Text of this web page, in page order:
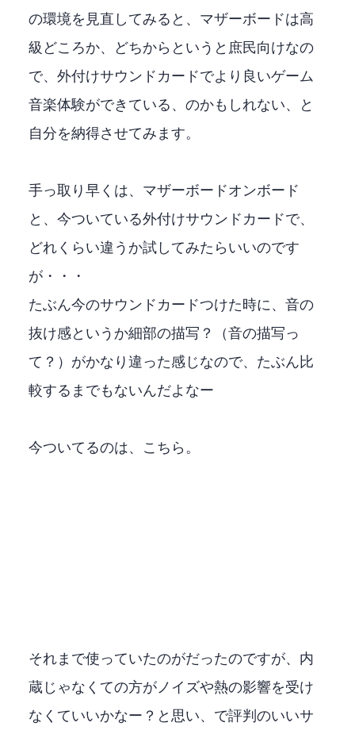
の環境を見直してみると、マザーボードは高
級どころか、どちからというと庶民向けなの
で、外付けサウンドカードでより良いゲーム
音楽体験ができている、のかもしれない、と
自分を納得させてみます。
手っ取り早くは、マザーボードオンボード
と、今ついている外付けサウンドカードで、
どれくらい違うか試してみたらいいのです
が・・・
たぶん今のサウンドカードつけた時に、音の
抜け感というか細部の描写？（音の描写っ
て？）がかなり違った感じなので、たぶん比
較するまでもないんだよなー
今ついてるのは、こちら。
それまで使っていたのがSound Blaster Zだったのですが、内
蔵じゃなくてUSBの方がノイズや熱の影響を受け
なくていいかなー？と思い、USBで評判のいいサ